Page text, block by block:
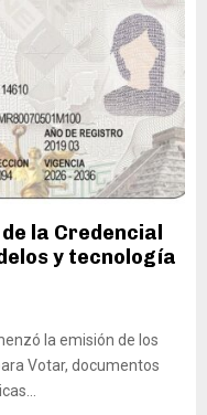
la Credencial
y tecnología
la emisión de los
Votar, documentos